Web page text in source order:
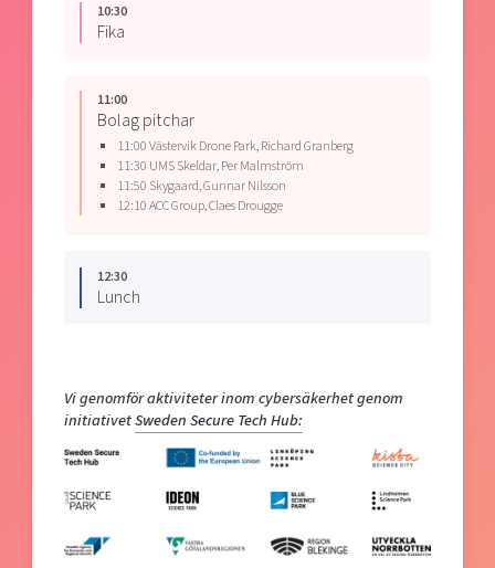
10:30
Fika
11:00
Bolag pitchar
11:00 Västervik Drone Park, Richard Granberg
11:30 UMS Skeldar, Per Malmström
11:50 Skygaard, Gunnar Nilsson
12:10 ACC Group, Claes Drougge
12:30
Lunch
Vi genomför aktiviteter inom cybersäkerhet genom
initiativetSweden Secure Tech Hub: